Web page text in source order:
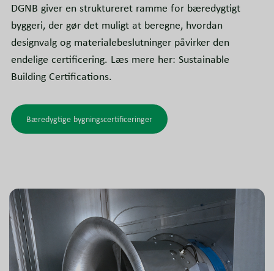
DGNB giver en struktureret ramme for bæredygtigt
byggeri, der gør det muligt at beregne, hvordan
designvalg og materialebeslutninger påvirker den
endelige certificering. Læs mere her: Sustainable
Building Certifications.
Bæredygtige bygningscertificeringer